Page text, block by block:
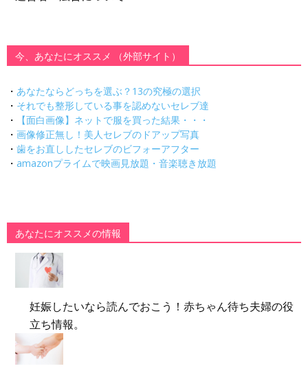
今、あなたにオススメ （外部サイト）
・ あなたならどっちを選ぶ？13の究極の選択
・ それでも整形している事を認めないセレブ達
・
【面白画像】ネットで服を買った結果・・・
・ 画像修正無し！美人セレブのドアップ写真
・ 歯をお直ししたセレブのビフォーアフター
・ amazonプライムで映画見放題・音楽聴き放題
あなたにオススメの情報
妊娠したいなら読んでおこう！赤ちゃん待ち夫婦の役
立ち情報。